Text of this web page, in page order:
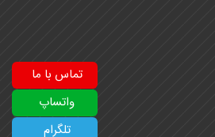
تماس با ما
واتساپ
تلگرام